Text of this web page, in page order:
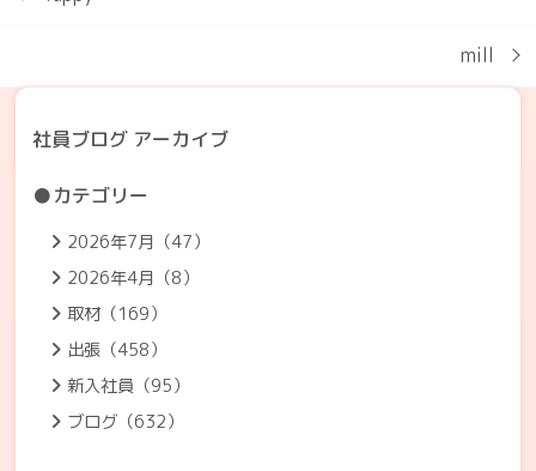
mill
社員ブログ アーカイブ
●カテゴリー
2026年7月（47）
2026年4月（8）
取材（169）
出張（458）
新入社員（95）
ブログ（632）